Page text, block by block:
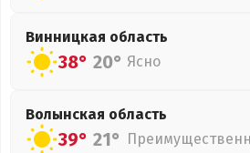
Винницкая область
38° 20° Ясно
Волынская область
39° 21°